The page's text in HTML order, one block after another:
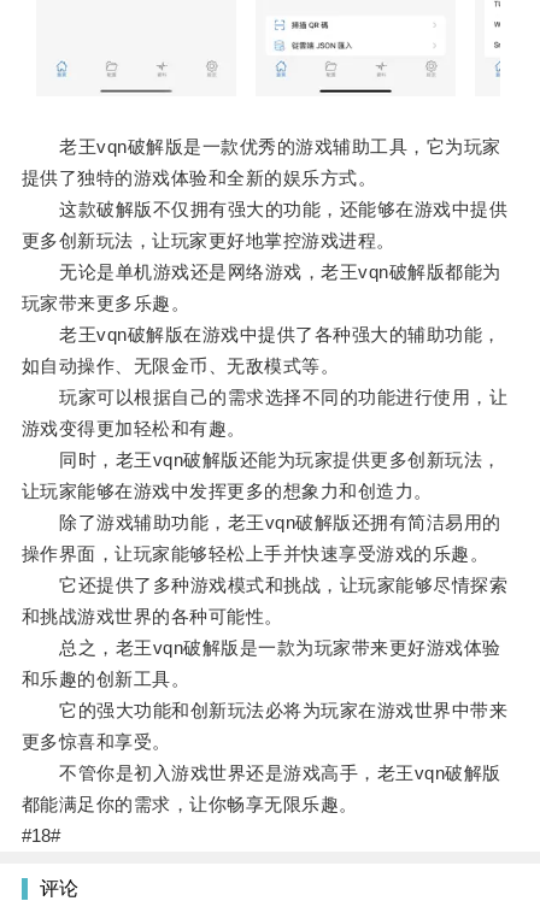
老王vqn破解版是一款优秀的游戏辅助工具，它为玩家
提供了独特的游戏体验和全新的娱乐方式。
这款破解版不仅拥有强大的功能，还能够在游戏中提供
更多创新玩法，让玩家更好地掌控游戏进程。
无论是单机游戏还是网络游戏，老王vqn破解版都能为
玩家带来更多乐趣。
老王vqn破解版在游戏中提供了各种强大的辅助功能，
如自动操作、无限金币、无敌模式等。
玩家可以根据自己的需求选择不同的功能进行使用，让
游戏变得更加轻松和有趣。
同时，老王vqn破解版还能为玩家提供更多创新玩法，
让玩家能够在游戏中发挥更多的想象力和创造力。
除了游戏辅助功能，老王vqn破解版还拥有简洁易用的
操作界面，让玩家能够轻松上手并快速享受游戏的乐趣。
它还提供了多种游戏模式和挑战，让玩家能够尽情探索
和挑战游戏世界的各种可能性。
总之，老王vqn破解版是一款为玩家带来更好游戏体验
和乐趣的创新工具。
它的强大功能和创新玩法必将为玩家在游戏世界中带来
更多惊喜和享受。
不管你是初入游戏世界还是游戏高手，老王vqn破解版
都能满足你的需求，让你畅享无限乐趣。
#18#
评论